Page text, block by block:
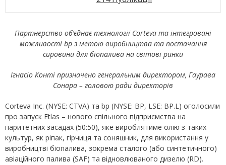
Партнерство об’єднає технології Corteva та інтегровані
можливості bp з метою виробництва та постачання
сировини для біопалива на світові ринки
Ігнасіо Конті призначено генеральним директором, Гаурава
Сонара – головою ради директорів
Corteva Inc. (NYSE: CTVA) та bp (NYSE: BP, LSE: BP.L) оголосили
про запуск Etlas – нового спільного підприємства на
паритетних засадах (50:50), яке вироблятиме олію з таких
культур, як ріпак, гірчиця та соняшник, для використання у
виробництві біопалива, зокрема сталого (або синтетичного)
авіаційного палива (SAF) та відновлюваного дизелю (RD).